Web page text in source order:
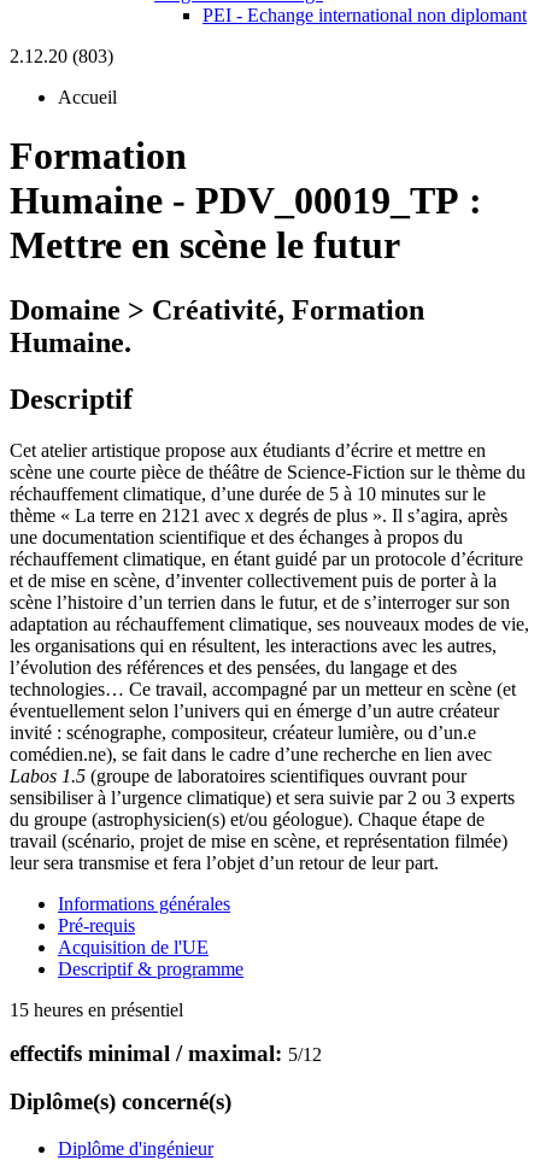
PEI - Echange international non diplomant
2.12.20 (803)
Accueil
Formation
Humaine - PDV_00019_TP :
Mettre en scène le futur
Domaine > Créativité, Formation
Humaine.
Descriptif
Cet atelier artistique propose aux étudiants d’écrire et mettre en
scène une courte pièce de théâtre de Science-Fiction sur le thème du
réchauffement climatique, d’une durée de 5 à 10 minutes sur le
thème « La terre en 2121 avec x degrés de plus ». Il s’agira, après
une documentation scientifique et des échanges à propos du
réchauffement climatique, en étant guidé par un protocole d’écriture
et de mise en scène, d’inventer collectivement puis de porter à la
scène l’histoire d’un terrien dans le futur, et de s’interroger sur son
adaptation au réchauffement climatique, ses nouveaux modes de vie,
les organisations qui en résultent, les interactions avec les autres,
l’évolution des références et des pensées, du langage et des
technologies… Ce travail, accompagné par un metteur en scène (et
éventuellement selon l’univers qui en émerge d’un autre créateur
invité : scénographe, compositeur, créateur lumière, ou d’un.e
comédien.ne), se fait dans le cadre d’une recherche en lien avec
Labos 1.5 (groupe de laboratoires scientifiques ouvrant pour
sensibiliser à l’urgence climatique) et sera suivie par 2 ou 3 experts
du groupe (astrophysicien(s) et/ou géologue). Chaque étape de
travail (scénario, projet de mise en scène, et représentation filmée)
leur sera transmise et fera l’objet d’un retour de leur part.
Informations générales
Pré-requis
Acquisition de l'UE
Descriptif & programme
15 heures en présentiel
effectifs minimal / maximal: 5/12
Diplôme(s) concerné(s)
Diplôme d'ingénieur